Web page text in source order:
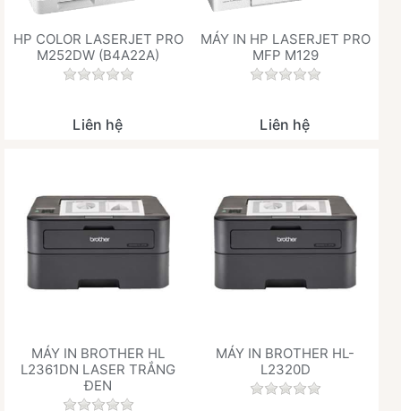
HP COLOR LASERJET PRO
M252DW (B4A22A)
Chưa có đánh giá nào cho sản phẩm này.
Liên hệ
MÁY IN HP LASERJET PRO
MFP M129
Chưa có đánh giá
Liên hệ
MÁY IN BROTHER HL
L2361DN LASER TRẮNG
ĐEN
Chưa có đánh giá nào cho sản phẩm này.
MÁY IN BROTHER HL-
L2320D
Chưa có đánh giá